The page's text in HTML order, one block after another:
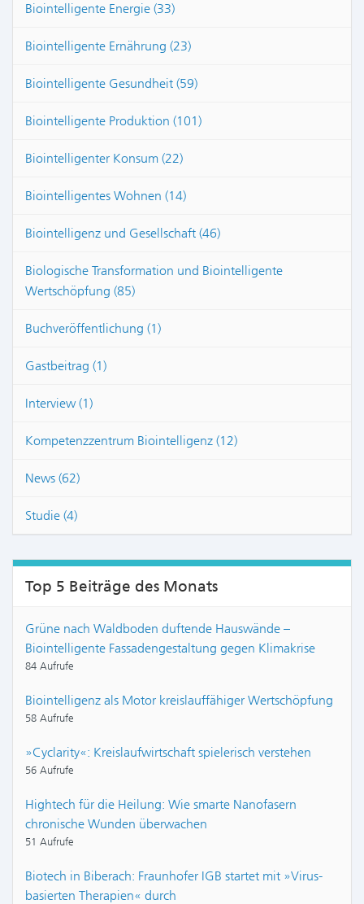
Biointelligente Energie (33)
Biointelligente Ernährung (23)
Biointelligente Gesundheit (59)
Biointelligente Produktion (101)
Biointelligenter Konsum (22)
Biointelligentes Wohnen (14)
Biointelligenz und Gesellschaft (46)
Biologische Transformation und Biointelligente
Wertschöpfung (85)
Buchveröffentlichung (1)
Gastbeitrag (1)
Interview (1)
Kompetenzzentrum Biointelligenz (12)
News (62)
Studie (4)
Top 5 Beiträge des Monats
Grüne nach Waldboden duftende Hauswände –
Biointelligente Fassadengestaltung gegen Klimakrise
84 Aufrufe
Biointelligenz als Motor kreislauffähiger Wertschöpfung
58 Aufrufe
»Cyclarity«: Kreislaufwirtschaft spielerisch verstehen
56 Aufrufe
Hightech für die Heilung: Wie smarte Nanofasern
chronische Wunden überwachen
51 Aufrufe
Biotech in Biberach: Fraunhofer IGB startet mit »Virus-
basierten Therapien« durch